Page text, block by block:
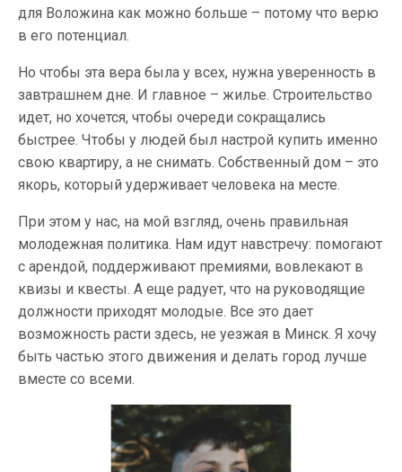
для Воложина как можно больше – потому что верю
в его потенциал.
Но чтобы эта вера была у всех, нужна уверенность в
завтрашнем дне. И главное – жилье. Строительство
идет, но хочется, чтобы очереди сокращались
быстрее. Чтобы у людей был настрой купить именно
свою квартиру, а не снимать. Собственный дом – это
якорь, который удерживает человека на месте.
При этом у нас, на мой взгляд, очень правильная
молодежная политика. Нам идут навстречу: помогают
с арендой, поддерживают премиями, вовлекают в
квизы и квесты. А еще радует, что на руководящие
должности приходят молодые. Все это дает
возможность расти здесь, не уезжая в Минск. Я хочу
быть частью этого движения и делать город лучше
вместе со всеми.